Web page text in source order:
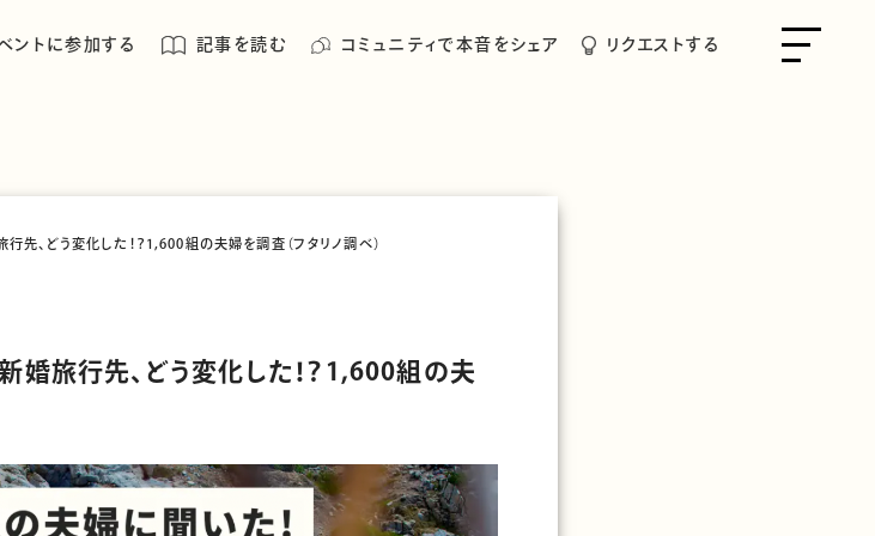
ントに参加する 記事を読む コミュニティで本音をシェア リクエストする
先、どう変化した！？1,600組の夫婦を調査（フタリノ調べ）
婚旅行先、どう変化した！？1,600組の夫